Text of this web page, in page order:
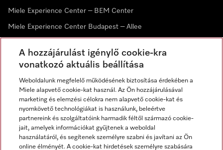
Miele Experience Center – BEM Center
Miele Experience Center Budapest – Allee
Hírlevél
A hozzájárulást igénylő cookie-kra
vonatkozó aktuális beállítása
Weboldalunk megfelelő működésének biztosítása érdekében a
Miele alapvető cookie-kat használ. Az Ön hozzájárulásával
marketing és elemzési célokra nem alapvető cookie-kat és
nyomkövető technológiákat is használunk, beleértve
partnereink és szolgáltatóink harmadik féltől származó cookie-
jait, amelyek információkat gyűjtenek a weboldal
használatáról, és segítenek személyre szabni és javítani az Ön
online élményét. A cookie-kat hirdetések személyre szabására